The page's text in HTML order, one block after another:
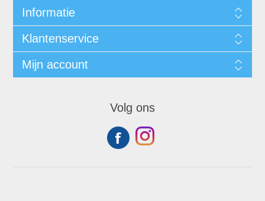
Informatie
Klantenservice
Mijn account
Volg ons